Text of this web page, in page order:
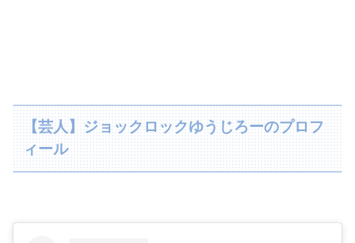
【芸人】ジョックロックゆうじろーのプロフ
ィール